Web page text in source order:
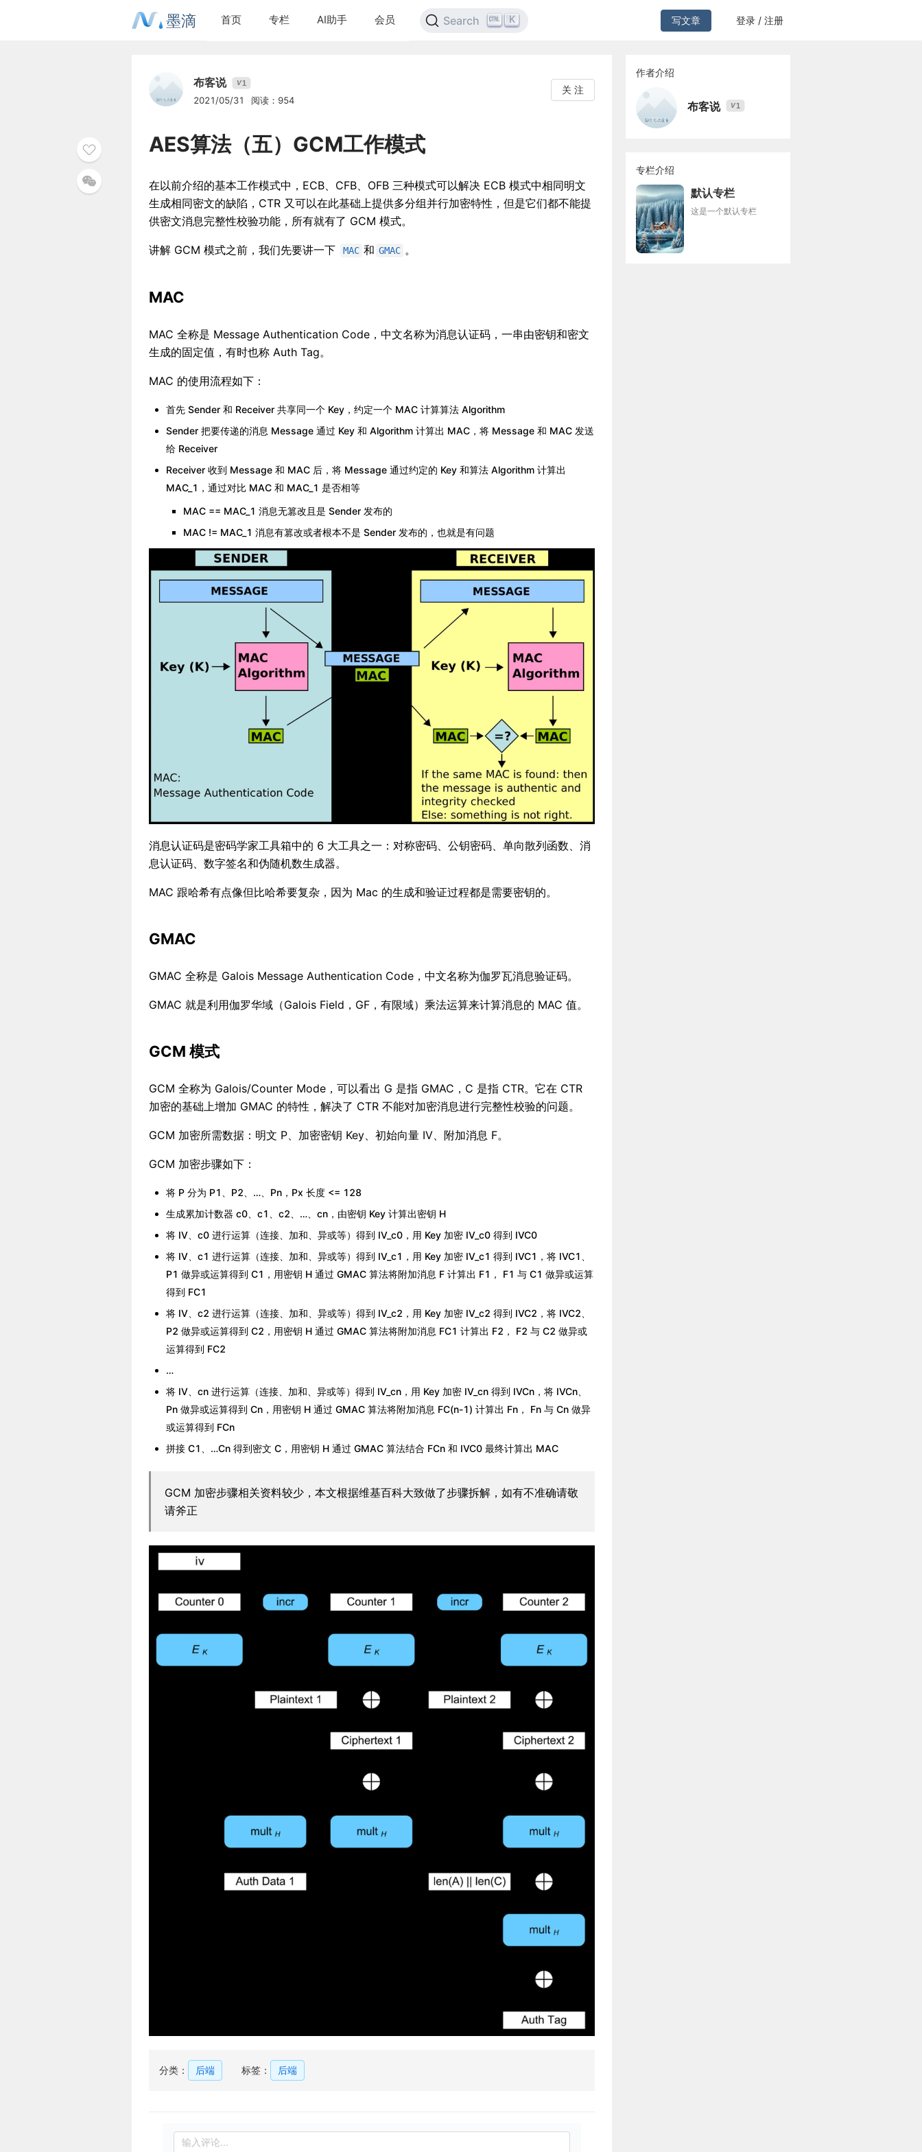
墨滴 首页 专栏 AI助手 会员 Search K 写文章 登录 / 注册
布客说 V1
2021/05/31 阅读：954
关 注
AES算法（五）GCM工作模式
在以前介绍的基本工作模式中，ECB、CFB、OFB 三种模式可以解决 ECB 模式中相同明文
生成相同密文的缺陷，CTR 又可以在此基础上提供多分组并行加密特性，但是它们都不能提
供密文消息完整性校验功能，所有就有了 GCM 模式。
讲解 GCM 模式之前，我们先要讲一下 MAC 和 GMAC 。
MAC
MAC 全称是 Message Authentication Code，中文名称为消息认证码，一串由密钥和密文
生成的固定值，有时也称 Auth Tag。
MAC 的使用流程如下：
首先 Sender 和 Receiver 共享同一个 Key，约定一个 MAC 计算算法 Algorithm
Sender 把要传递的消息 Message 通过 Key 和 Algorithm 计算出 MAC，将 Message 和 MAC 发送
给 Receiver
Receiver 收到 Message 和 MAC 后，将 Message 通过约定的 Key 和算法 Algorithm 计算出
MAC_1，通过对比 MAC 和 MAC_1 是否相等
MAC == MAC_1 消息无篡改且是 Sender 发布的
MAC != MAC_1 消息有篡改或者根本不是 Sender 发布的，也就是有问题
消息认证码是密码学家工具箱中的 6 大工具之一：对称密码、公钥密码、单向散列函数、消
息认证码、数字签名和伪随机数生成器。
MAC 跟哈希有点像但比哈希要复杂，因为 Mac 的生成和验证过程都是需要密钥的。
GMAC
GMAC 全称是 Galois Message Authentication Code，中文名称为伽罗瓦消息验证码。
GMAC 就是利用伽罗华域（Galois Field，GF，有限域）乘法运算来计算消息的 MAC 值。
GCM 模式
GCM 全称为 Galois/Counter Mode，可以看出 G 是指 GMAC，C 是指 CTR。它在 CTR
加密的基础上增加 GMAC 的特性，解决了 CTR 不能对加密消息进行完整性校验的问题。
GCM 加密所需数据：明文 P、加密密钥 Key、初始向量 IV、附加消息 F。
GCM 加密步骤如下：
将 P 分为 P1、P2、…、Pn，Px 长度 <= 128
生成累加计数器 c0、c1、c2、…、cn，由密钥 Key 计算出密钥 H
将 IV、c0 进行运算（连接、加和、异或等）得到 IV_c0，用 Key 加密 IV_c0 得到 IVC0
将 IV、c1 进行运算（连接、加和、异或等）得到 IV_c1，用 Key 加密 IV_c1 得到 IVC1，将 IVC1、
P1 做异或运算得到 C1，用密钥 H 通过 GMAC 算法将附加消息 F 计算出 F1， F1 与 C1 做异或运算
得到 FC1
将 IV、c2 进行运算（连接、加和、异或等）得到 IV_c2，用 Key 加密 IV_c2 得到 IVC2，将 IVC2、
P2 做异或运算得到 C2，用密钥 H 通过 GMAC 算法将附加消息 FC1 计算出 F2， F2 与 C2 做异或
运算得到 FC2
…
将 IV、cn 进行运算（连接、加和、异或等）得到 IV_cn，用 Key 加密 IV_cn 得到 IVCn，将 IVCn、
Pn 做异或运算得到 Cn，用密钥 H 通过 GMAC 算法将附加消息 FC(n-1) 计算出 Fn， Fn 与 Cn 做异
或运算得到 FCn
拼接 C1、…Cn 得到密文 C，用密钥 H 通过 GMAC 算法结合 FCn 和 IVC0 最终计算出 MAC
GCM 加密步骤相关资料较少，本文根据维基百科大致做了步骤拆解，如有不准确请敬
请斧正
分类： 后端 标签： 后端
作者介绍
布客说 V1
专栏介绍
默认专栏
这是一个默认专栏